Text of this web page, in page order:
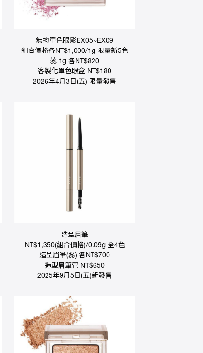
無拘單色眼影EX05~EX09
組合價格各NT$1,000/1g 限量新5色
蕊 1g 各NT$820
客製化單色眼盒 NT$180
2026年4月3日(五) 限量發售
造型眉筆
NT$1,350(組合價格)/0.09g 全4色
造型眉筆(蕊) 各NT$700
造型眉筆管 NT$650
2025年9月5日(五)新發售